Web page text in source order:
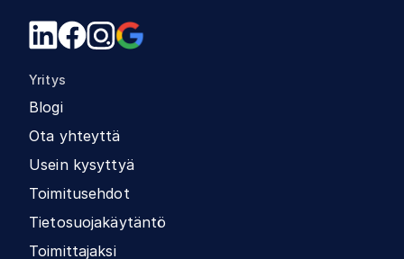
Yritys
Blogi
Ota yhteyttä
Usein kysyttyä
Toimitusehdot
Tietosuojakäytäntö
Toimittajaksi